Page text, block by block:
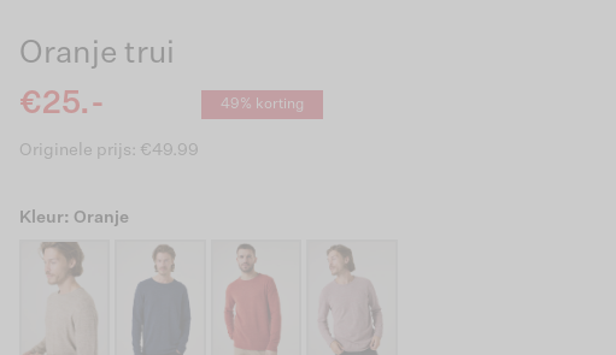
Oranje trui
€25.-
49% korting
Originele prijs: €49.99
Kleur: Oranje